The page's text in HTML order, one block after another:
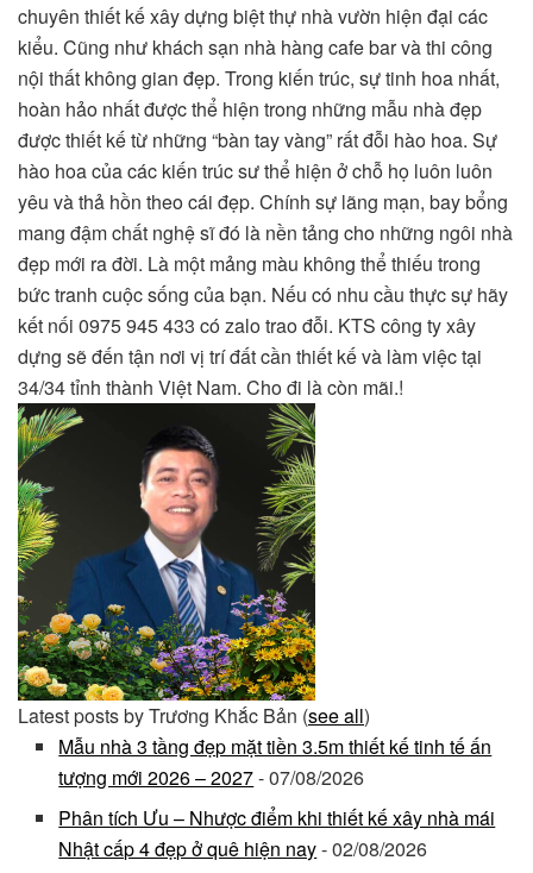
chuyên thiết kế xây dựng biệt thự nhà vườn hiện đại các
kiểu. Cũng như khách sạn nhà hàng cafe bar và thi công
nội thất không gian đẹp. Trong kiến trúc, sự tinh hoa nhất,
hoàn hảo nhất được thể hiện trong những mẫu nhà đẹp
được thiết kế từ những “bàn tay vàng” rất đỗi hào hoa. Sự
hào hoa của các kiến trúc sư thể hiện ở chỗ họ luôn luôn
yêu và thả hồn theo cái đẹp. Chính sự lãng mạn, bay bổng
mang đậm chất nghệ sĩ đó là nền tảng cho những ngôi nhà
đẹp mới ra đời. Là một mảng màu không thể thiếu trong
bức tranh cuộc sống của bạn. Nếu có nhu cầu thực sự hãy
kết nối 0975 945 433 có zalo trao đỗi. KTS công ty xây
dựng sẽ đến tận nơi vị trí đất cần thiết kế và làm việc tại
34/34 tỉnh thành Việt Nam. Cho đi là còn mãi.!
Latest posts by Trương Khắc Bản (see all)
Mẫu nhà 3 tầng đẹp mặt tiền 3.5m thiết kế tinh tế ấn
tượng mới 2026 – 2027- 07/08/2026
Phân tích Ưu – Nhược điểm khi thiết kế xây nhà mái
Nhật cấp 4 đẹp ở quê hiện nay- 02/08/2026